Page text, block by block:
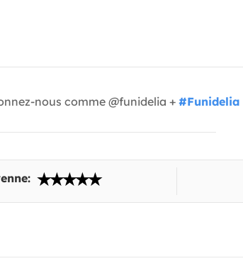
nous comme @funidelia + #Funidelia